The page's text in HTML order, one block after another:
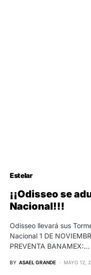
Estelar
¡¡Odisseo se
Nacional!!!
Odisseo llevará sus
Nacional 1 DE
PREVENTA BANAMEX:…
BY ASAEL GRANDE MAYO 12,